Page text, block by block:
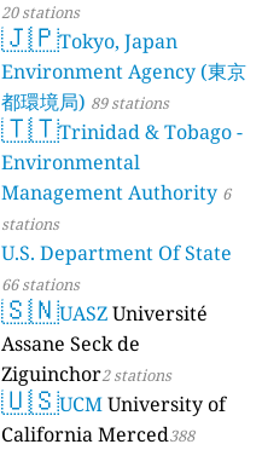
20 stations
🇯🇵Tokyo, Japan
Environment Agency (東京
都環境局) 89 stations
🇹🇹Trinidad & Tobago -
Environmental
Management Authority 6
stations
U.S. Department Of State
66 stations
🇸🇳UASZUniversité
Assane Seck de
Ziguinchor2 stations
🇺🇸UCMUniversity of
California Merced388